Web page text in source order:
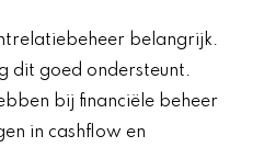
belangrijk.
dit goed ondersteunt.
bij financiële beheer
in cashflow en